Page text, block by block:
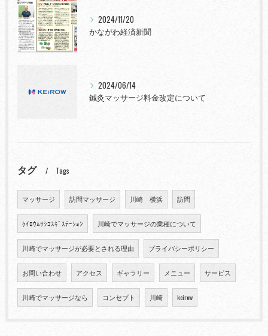
2024/11/20
かながわ経済新聞
2024/06/14
鍼灸マッサージ料金改定について
タグ Tags
マッサージ 訪問マッサージ 川崎 横浜 訪問
ｹｲﾛｳﾑｻｼｺｽｷﾞｽﾃｰｼｮﾝ 川崎でマッサージの業種について
川崎でマッサージが必要とされる理由 プライバシーポリシー
お問い合わせ アクセス ギャラリー メニュー サービス
川崎でマッサージなら コンセプト 川崎 keirow